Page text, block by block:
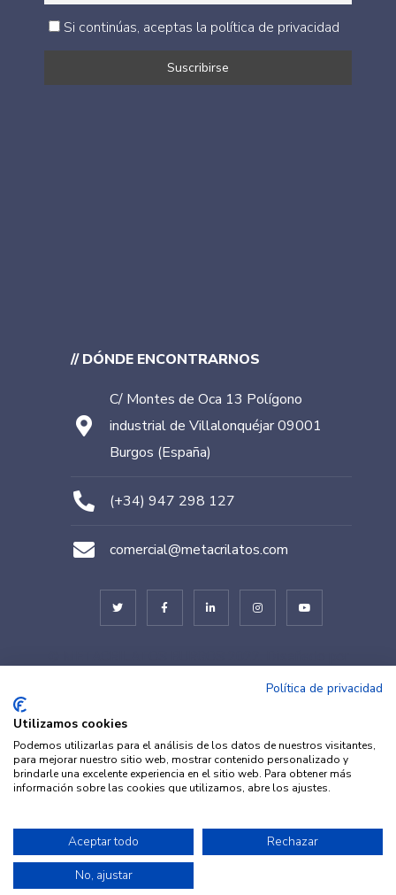
Si continúas, aceptas la política de privacidad
// DÓNDE ENCONTRARNOS
C/ Montes de Oca 13 Polígono
industrial de Villalonquéjar 09001
Burgos (España)
(+34) 947 298 127
comercial@metacrilatos.com
© METACRILATOS Y PLÁSTICOS
2022. Diseñado porTESEO –
Aviso legal
Política de privacidad
Utilizamos cookies
Podemos utilizarlas para el análisis de los datos de nuestros visitantes,
para mejorar nuestro sitio web, mostrar contenido personalizado y
brindarle una excelente experiencia en el sitio web. Para obtener más
información sobre las cookies que utilizamos, abre los ajustes.
Aceptar todo
Rechazar
No, ajustar